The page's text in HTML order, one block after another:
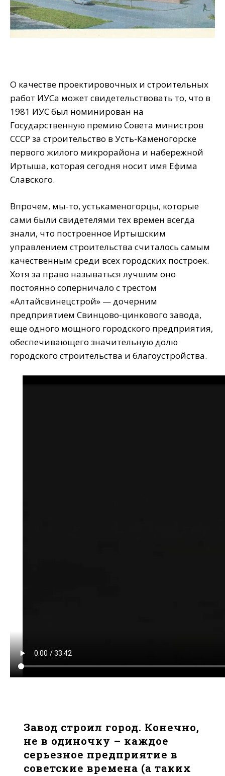
О качестве проектировочных и строительных
работ ИУСа может свидетельствовать то, что в
1981 ИУС был номинирован на
Государственную премию Совета министров
СССР за строительство в Усть-Каменогорске
первого жилого микрорайона и набережной
Иртыша, которая сегодня носит имя Ефима
Славского.
Впрочем, мы-то, устькаменогорцы, которые
сами были свидетелями тех времен всегда
знали, что построенное Иртышским
управлением строительства считалось самым
качественным среди всех городских построек.
Хотя за право называться лучшим оно
постоянно соперничало с трестом
«Алтайсвинецстрой» — дочерним
предприятием Свинцово-цинкового завода,
еще одного мощного городского предприятия,
обеспечивающего значительную долю
городского строительства и благоустройства.
Завод строил город. Конечно,
не в одиночку – каждое
серьезное предприятие в
советские времена (а таких